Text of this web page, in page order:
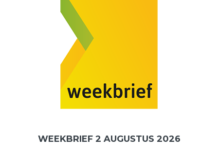
WEEKBRIEF 2 AUGUSTUS 2026